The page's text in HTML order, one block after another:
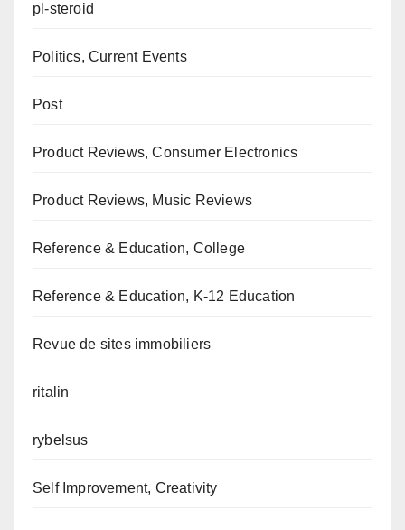
pl-steroid
Politics, Current Events
Post
Product Reviews, Consumer Electronics
Product Reviews, Music Reviews
Reference & Education, College
Reference & Education, K-12 Education
Revue de sites immobiliers
ritalin
rybelsus
Self Improvement, Creativity